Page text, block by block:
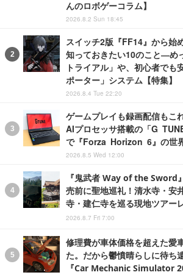
んのロボゲーコラム】
2026.8.2 Sun 18:45
スイッチ2版『FF14』から始
知っておきたい10のこと―め
トライアル」や、初心者でも
ポーター」システム【特集】
2026.8.4 Tue 22:20
ゲームプレイも録画配信も
AIプロセッサ搭載の「G
で『Forza Horizon 6』の世
2026.8.5 Wed 12:00
『鬼武者 Way of the Sword
売前に聖地巡礼！清水寺・安
寺・建仁寺を巡る現地ツアー
2026.8.7 Fri 7:00
修理費が車体価格を超えた愛
た。だから鬱憤晴らしに待ち
『Car Mechanic Simulator